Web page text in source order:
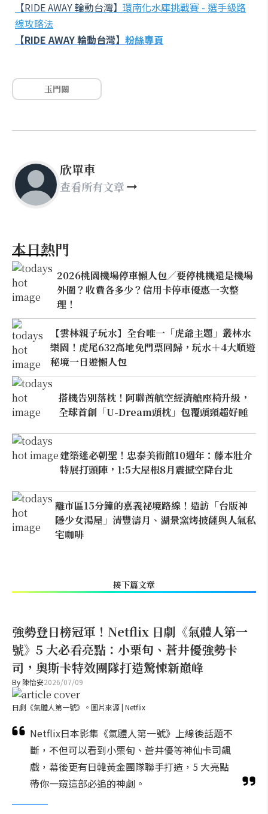
【RIDE AWAY 輪動台灣】 環南化水庫挑戰賽 - 選手級路
線攻略法
【RIDE AWAY 輪動台灣】 粉絲專頁
玉門關
欣單車
查看所有文章
本日熱門
2026桃園機場停車懶人包／要停桃機還是機場
外圍？收費各多少？信用卡停車優惠一次整
理！
【雲林親子玩水】全台唯一「虎爺主題」叢林水
樂園！虎尾632高地免門票回歸，玩水＋4大順遊
秘境一日遊懶人包
搭機告別落枕！阿聯酋航空經濟艙座椅升級，
全球首創「U-Dream頭枕」包覆頭頸超好睡
建築迷必朝聖！忠泰美術館10週年：藤本壯介
特展打頭陣，1:5大屋根8月震撼空降台北
離市區15分鐘的嘉義祕境路線！造訪「台版神
隱少女湯屋」清豐濤月、湖景窯烤披薩與人氣私
宅咖啡
接下篇文章
強勢登日榜冠軍！Netflix 日劇《氣體人第一
號》5 大必看亮點：小栗旬、蒼井優強勢卡
司，奧斯卡特效團隊打造驚悚新巔峰
By 陳怡安2026/07/09
日劇《氣體人第一號》。圖片來源 | Netflix
Netflix日本影集《氣體人第一號》上線後話題不
斷，不但可以看到小栗旬、蒼井優等神仙卡司飆
戲，幕後更有日韓黃金團隊聯手打造，5 大亮點
帶你一窺這部必追的神劇。